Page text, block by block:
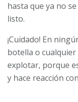
hasta que ya no
listo.
¡Cuidado! En
botella o
explotar, porque
y hace reacción